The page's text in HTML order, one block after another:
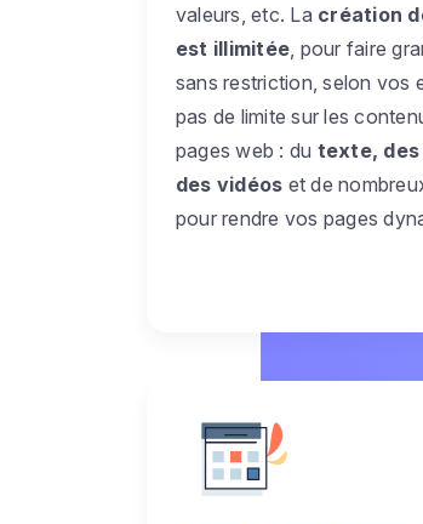
valeurs, etc. La création
est illimitée , pour faire
sans restriction, selon vos
pas de limite sur les
pages web : du texte,
des vidéos et de
pour rendre vos pages